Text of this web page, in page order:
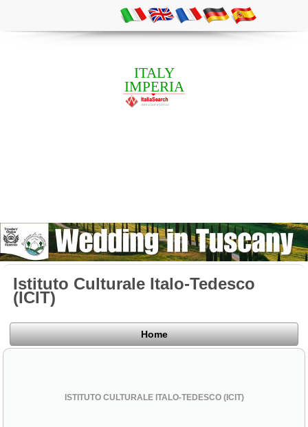
ITALY
IMPERIA
Istituto Culturale Italo-Tedesco
(ICIT)
Home
ISTITUTO CULTURALE ITALO-TEDESCO (ICIT)